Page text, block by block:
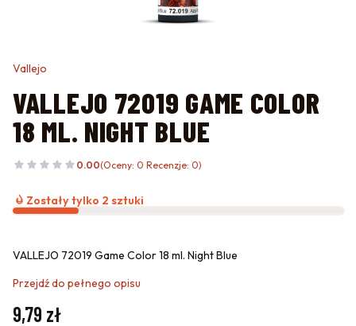
Vallejo
VALLEJO 72019 GAME COLOR
18 ML. NIGHT BLUE
0.00(Oceny: 0 Recenzje: 0)
Zostały tylko 2 sztuki
VALLEJO 72019 Game Color 18 ml. Night Blue
Przejdź do pełnego opisu
Cena
9,79 zł